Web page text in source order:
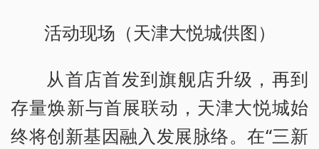
活动现场（天津大悦城供图）
从首店首发到旗舰店升级，再到
存量焕新与首展联动，天津大悦城始
终将创新基因融入发展脉络。在“三新